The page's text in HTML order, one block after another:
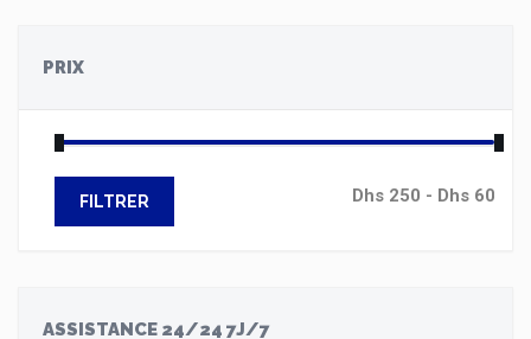
PRIX
FILTRER
ASSISTANCE 24/24 7J/7